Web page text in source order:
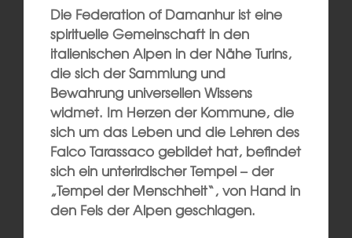
Die Federation of Damanhur ist eine
spirituelle Gemeinschaft in den
italienischen Alpen in der Nähe Turins,
die sich der Sammlung und
Bewahrung universellen Wissens
widmet. Im Herzen der Kommune, die
sich um das Leben und die Lehren des
Falco Tarassaco gebildet hat, befindet
sich ein unterirdischer Tempel – der
„Tempel der Menschheit“, von Hand in
den Fels der Alpen geschlagen.